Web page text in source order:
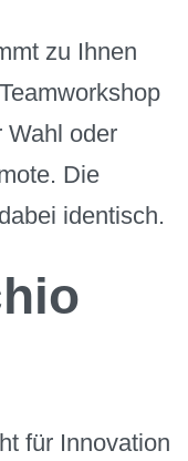
zu Ihnen
Wahl oder
Die
identisch.
für Innovation